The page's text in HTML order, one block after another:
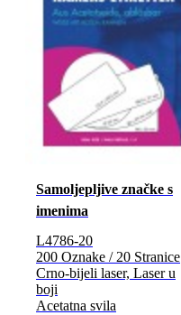
Samoljepljive značke s
imenima
L4786-20
200 Oznake / 20 Stranice
Crno-bijeli laser, Laser u
boji
Acetatna svila